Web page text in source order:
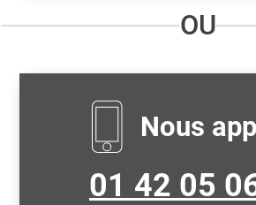
OU
Nous
01 42 05